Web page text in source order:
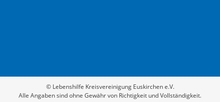
© Lebenshilfe Kreisvereinigung Euskirchen e.V.
Alle Angaben sind ohne Gewähr von Richtigkeit und Vollständigkeit.